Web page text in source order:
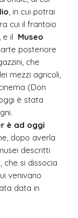
, in cui potrai
cui il frantoio
e il Museo
posteriore
che
mezzi agricoli,
(Don
è stata
è ad oggi
dopo averla
descritti
si dissocia
venivano
data in